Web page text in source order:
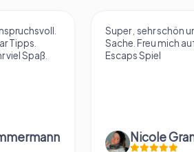
Tipps.
viel Spaß.
Super , sehr schön
Sache. Freu mich
Escaps Spiel
Nicole